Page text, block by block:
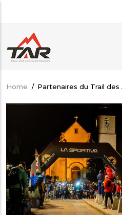
content
Breadcrumb
Home / Partenaires du Trail des